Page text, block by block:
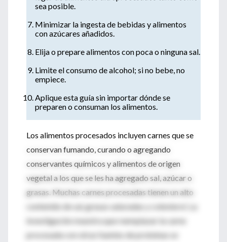
sea posible.
Minimizar la ingesta de bebidas y alimentos
con azúcares añadidos.
Elija o prepare alimentos con poca o ninguna sal.
Limite el consumo de alcohol; si no bebe, no
empiece.
Aplique esta guía sin importar dónde se
preparen o consuman los alimentos.
Los alimentos procesados ​​incluyen carnes que se
conservan fumando, curando o agregando
conservantes químicos y alimentos de origen
vegetal a los que se les ha agregado sal, azúcar o
grasas. Muchas carnes procesadas tienen un alto
contenido de sal, grasas saturadas y colesterol. La
investigación muestra que reemplazar la carne
procesada con otras fuentes de proteínas se